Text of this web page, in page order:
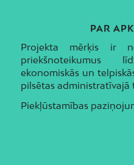
PAR
Projekta mērķis ir
priekšnoteikumus
ekonomiskās un
pilsētas administratīvajā
Piekļūstamības